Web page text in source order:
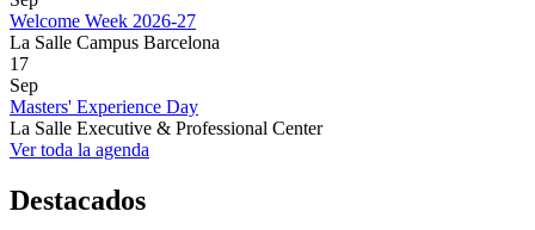
Welcome Week 2026-27
La Salle Campus Barcelona
17
Sep
Masters' Experience Day
La Salle Executive & Professional Center
Ver toda la agenda
Destacados